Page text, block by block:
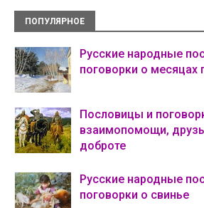
ПОПУЛЯРНОЕ
Русские народные
поговорки о месяцах
Пословицы и
взаимопомощи,
доброте
Русские народные
поговорки о свинье